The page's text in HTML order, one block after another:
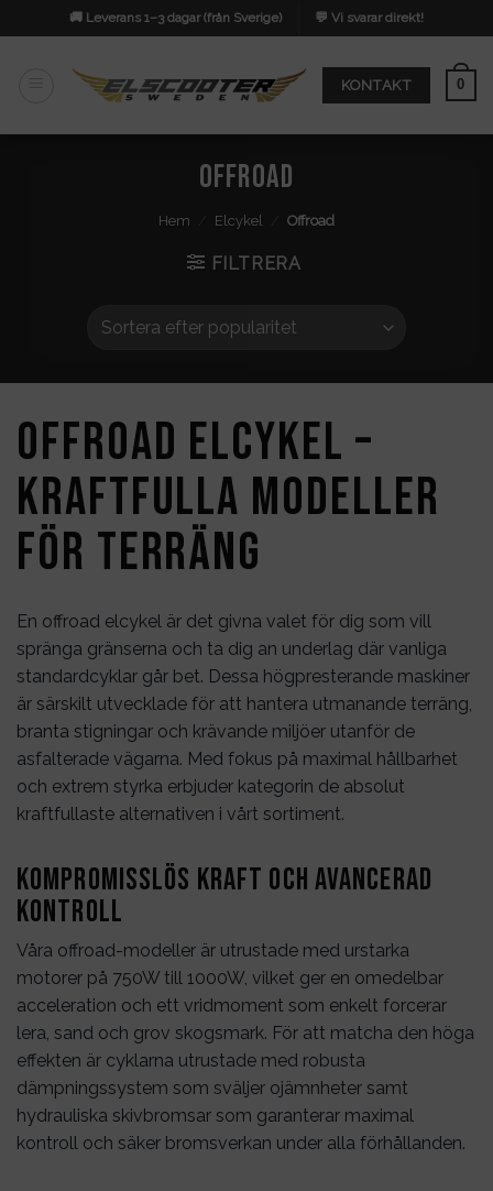
to
🚚 Leverans 1–3 dagar (från Sverige) 💬 Vi svarar direkt!
KONTAKT 0
Offroad
Hem Elcykel Offroad
FILTRERA
Offroad elcykel –
Kraftfulla modeller
för terräng
En offroad elcykel är det givna valet för dig som vill
spränga gränserna och ta dig an underlag där vanliga
standardcyklar går bet. Dessa högpresterande maskiner
är särskilt utvecklade för att hantera utmanande terräng,
branta stigningar och krävande miljöer utanför de
asfalterade vägarna. Med fokus på maximal hållbarhet
och extrem styrka erbjuder kategorin de absolut
kraftfullaste alternativen i vårt sortiment.
Kompromisslös kraft och avancerad
kontroll
Våra offroad-modeller är utrustade med urstarka
motorer på 750W till 1000W, vilket ger en omedelbar
acceleration och ett vridmoment som enkelt forcerar
lera, sand och grov skogsmark. För att matcha den höga
effekten är cyklarna utrustade med robusta
dämpningssystem som sväljer ojämnheter samt
hydrauliska skivbromsar som garanterar maximal
kontroll och säker bromsverkan under alla förhållanden.